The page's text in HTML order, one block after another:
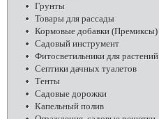
Грунты
Товары для рассады
Кормовые добавки (Премиксы)
Садовый инструмент
Фитосветильники для растений
Септики дачных туалетов
Тенты
Садовые дорожки
Капельный полив